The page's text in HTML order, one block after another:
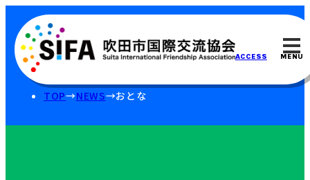
ACCESS MENU
TOP NEWS おとな